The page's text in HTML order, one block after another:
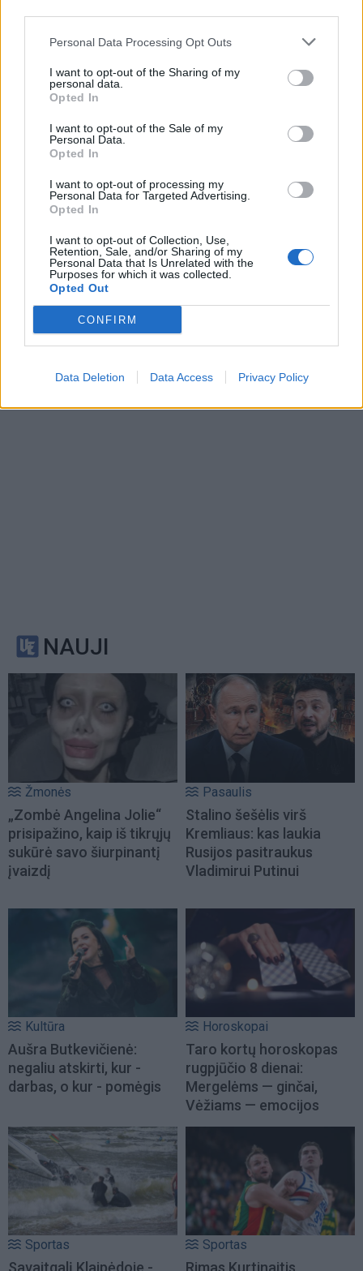
Personal Data Processing Opt Outs
I want to opt-out of the Sharing of my
personal data.
Opted In
I want to opt-out of the Sale of my
Personal Data.
Opted In
I want to opt-out of processing my
Personal Data for Targeted Advertising.
Opted In
I want to opt-out of Collection, Use,
Retention, Sale, and/or Sharing of my
Personal Data that Is Unrelated with the
Purposes for which it was collected.
Opted Out
CONFIRM
Data Deletion Data Access Privacy Policy
Pasaulis
„Slėptis jau per vėlu,
šunsnukiai“: ukrainietis
sudalyvavo Rusijos
gynybos vadų vaizdo
pokalbyje
Pasaulis
JAV teismas bendrovei
„Meta“ skyrė 567 mln.
Pasaulis
Trumpas sureagavo į
Zelenskio prašymą
suteikti papildomą karinę
Kaip Rusijos balistinės
Ukrainos oro gynybos
NAUJI
Žmonės
„Zombė Angelina Jolie“
prisipažino, kaip iš tikrųjų
sukūrė savo šiurpinantį
įvaizdį
Pasaulis
Stalino šešėlis virš
Kremliaus: kas laukia
Rusijos pasitraukus
Vladimirui Putinui
Kultūra
Aušra Butkevičienė:
negaliu atskirti, kur -
darbas, o kur - pomėgis
Horoskopai
Taro kortų horoskopas
rugpjūčio 8 dienai:
Mergelėms — ginčai,
Vėžiams — emocijos
Sportas
Savaitgalį Klaipėdoje -
Sportas
Rimas Kurtinaitis